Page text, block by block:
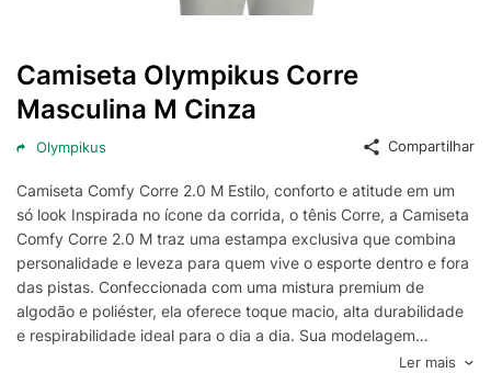
Camiseta Olympikus Corre
Masculina M Cinza
Olympikus Compartilhar
Camiseta Comfy Corre 2.0 M Estilo, conforto e atitude em um
só look Inspirada no ícone da corrida, o tênis Corre, a Camiseta
Comfy Corre 2.0 M traz uma estampa exclusiva que combina
personalidade e leveza para quem vive o esporte dentro e fora
das pistas. Confeccionada com uma mistura premium de
algodão e poliéster, ela oferece toque macio, alta durabilidade
e respirabilidade ideal para o dia a dia. Sua modelagem
levemente slim proporciona um caimento moderno e versátil,
Ler mais